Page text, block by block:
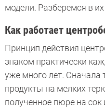
модели. Разберемся в
Как работает
Принцип действия
знаком практически
уже много лет. Сначала
продукты на мелких
полученное пюре на